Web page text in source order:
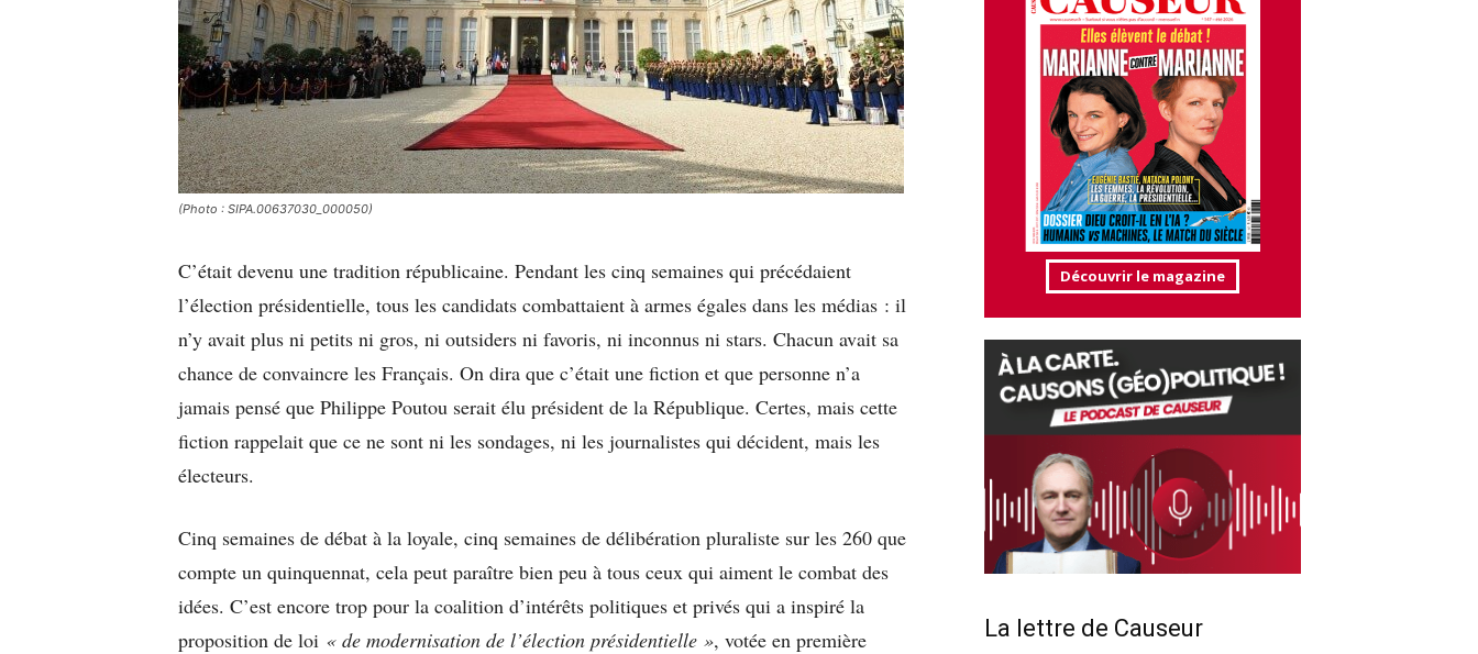
(Photo : SIPA.00637030_000050)
C’était devenu une tradition républicaine. Pendant les cinq semaines qui précédaient
l’élection présidentielle, tous les candidats combattaient à armes égales dans les médias : il
n’y avait plus ni petits ni gros, ni outsiders ni favoris, ni inconnus ni stars. Chacun avait sa
chance de convaincre les Français. On dira que c’était une fiction et que personne n’a
jamais pensé que Philippe Poutou serait élu président de la République. Certes, mais cette
fiction rappelait que ce ne sont ni les sondages, ni les journalistes qui décident, mais les
électeurs.
Cinq semaines de débat à la loyale, cinq semaines de délibération pluraliste sur les 260 que
compte un quinquennat, cela peut paraître bien peu à tous ceux qui aiment le combat des
idées. C’est encore trop pour la coalition d’intérêts politiques et privés qui a inspiré la
proposition de loi « de modernisation de l’élection présidentielle », votée en première
Découvrir le magazine
La lettre de Causeur